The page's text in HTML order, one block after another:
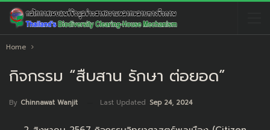
Home
กิจกรรม “สืบสาน รักษา ต่อยอด”
By Chinnawat Wanjit Last Updated Sep 24, 2024